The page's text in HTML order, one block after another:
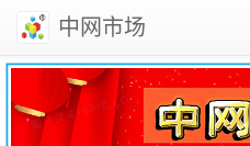
中网市场